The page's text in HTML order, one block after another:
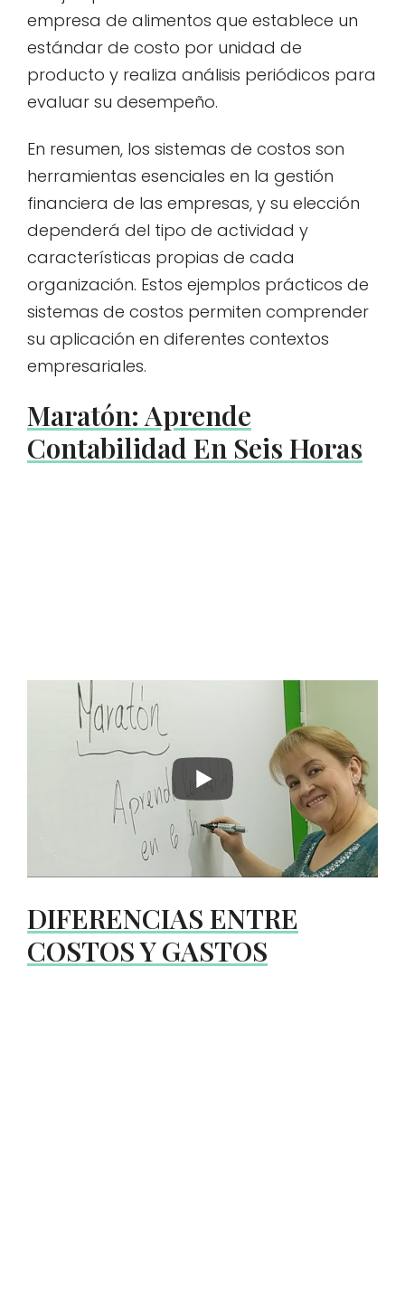
empresa de alimentos que establece un
estándar de costo por unidad de
producto y realiza análisis periódicos para
evaluar su desempeño.
En resumen, los sistemas de costos son
herramientas esenciales en la gestión
financiera de las empresas, y su elección
dependerá del tipo de actividad y
características propias de cada
organización. Estos ejemplos prácticos de
sistemas de costos permiten comprender
su aplicación en diferentes contextos
empresariales.
Maratón: Aprende
Contabilidad En Seis Horas
DIFERENCIAS ENTRE
COSTOS Y GASTOS